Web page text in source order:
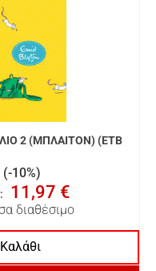
2 (ΜΠΛΑΙΤΟΝ) (ΕΤΒ
(-10%)
: 11,97 €
διαθέσιμο